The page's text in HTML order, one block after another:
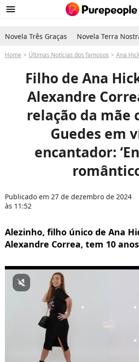
menu
Novela Três Graças Novela Terra
Home Últimas Notícias dos famosos Ana
Filho de Ana
Alexandre
relação da mãe
Guedes em
encantador:
Publicado em 27 de dezembro de 2024
às 11:52
Alezinho, filho único de Ana
Alexandre Correa, tem 10